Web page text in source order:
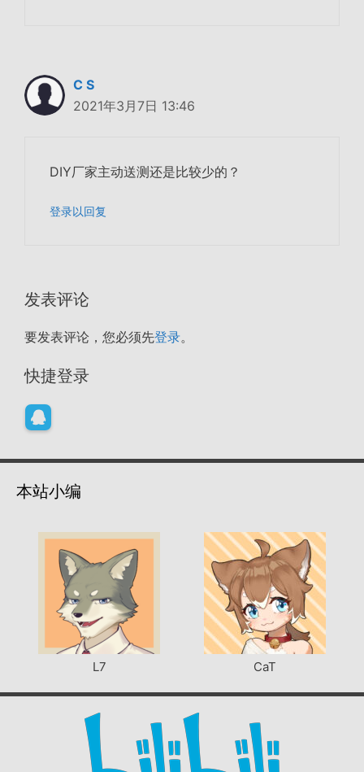
C S
2021年3月7日 13:46
DIY厂家主动送测还是比较少的？
登录以回复
发表评论
要发表评论，您必须先登录。
快捷登录
本站小编
L7 CaT